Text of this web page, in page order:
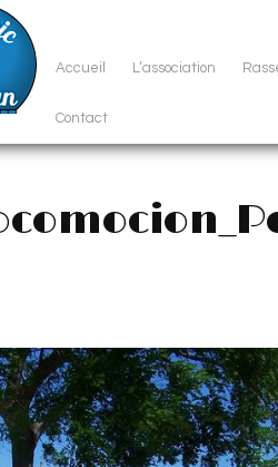
Accueil L’association
Contact